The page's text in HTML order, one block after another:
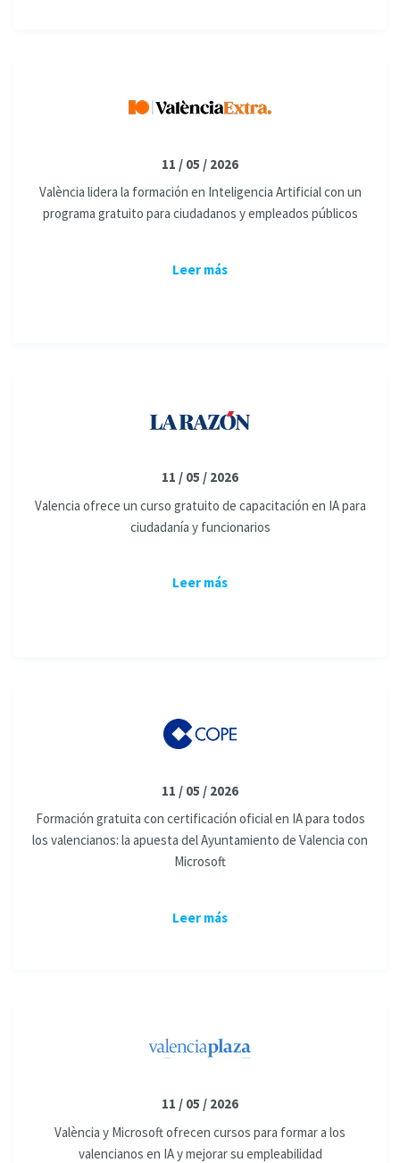
11 / 05 / 2026
València lidera la formación en Inteligencia Artificial con un
programa gratuito para ciudadanos y empleados públicos
Leer más
11 / 05 / 2026
Valencia ofrece un curso gratuito de capacitación en IA para
ciudadanía y funcionarios
Leer más
11 / 05 / 2026
Formación gratuita con certificación oficial en IA para todos
los valencianos: la apuesta del Ayuntamiento de Valencia con
Microsoft
Leer más
11 / 05 / 2026
València y Microsoft ofrecen cursos para formar a los
valencianos en IA y mejorar su empleabilidad